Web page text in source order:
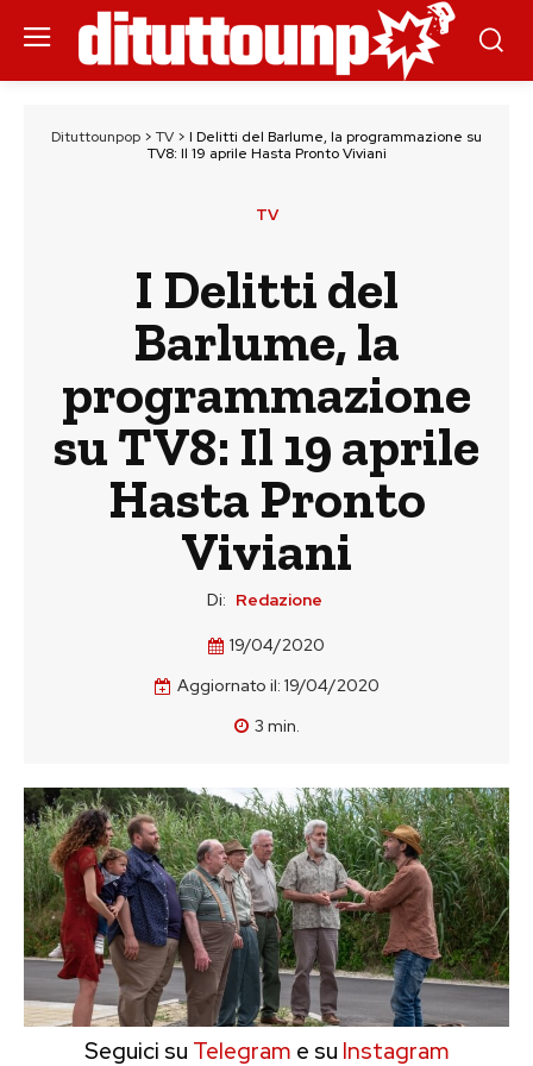
Dituttounpop > TV > I Delitti del Barlume, la programmazione su
TV8: Il 19 aprile Hasta Pronto Viviani
TV
I Delitti del
Barlume, la
programmazione
su TV8: Il 19 aprile
Hasta Pronto
Viviani
Di: Redazione
19/04/2020
Aggiornato il: 19/04/2020
3 min.
Seguici su Telegram e su Instagram